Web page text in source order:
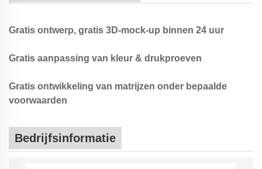
Gratis ontwerp, gratis 3D-mock-up binnen 24 uur
Gratis aanpassing van kleur & drukproeven
Gratis ontwikkeling van matrijzen onder bepaalde
voorwaarden
Bedrijfsinformatie